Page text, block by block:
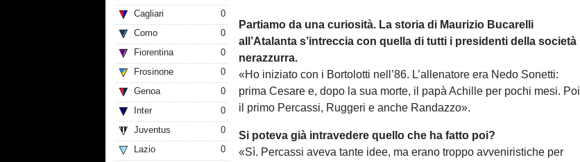
Cagliari
0
Como
0
Fiorentina
0
Frosinone
0
Genoa
0
Inter
0
Juventus
0
Lazio
0
Partiamo da una curiosità. La storia di Maurizio Bucarelli
all’Atalanta s’intreccia con quella di tutti i presidenti della società
nerazzurra.
«Ho iniziato con i Bortolotti nell’86. L’allenatore era Nedo Sonetti:
prima Cesare e, dopo la sua morte, il papà Achille per pochi mesi. Poi
il primo Percassi, Ruggeri e anche Randazzo».
Si poteva già intravedere quello che ha fatto poi?
«Sì. Percassi aveva tante idee, ma erano troppo avveniristiche per